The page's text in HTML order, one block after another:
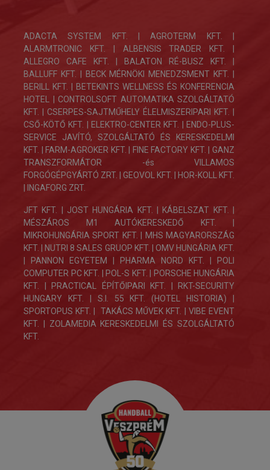
ADACTA SYSTEM KFT. | AGROTERM KFT. |
ALARMTRONIC KFT. | ALBENSIS TRADER KFT. |
ALLEGRO CAFE KFT. | BALATON RÉ-BUSZ KFT. |
BALLUFF KFT. | BECK MÉRNÖKI MENEDZSMENT KFT. |
BERILL KFT. | BETEKINTS WELLNESS ÉS KONFERENCIA
HOTEL | CONTROLSOFT AUTOMATIKA SZOLGÁLTATÓ
KFT. | CSERPES-SAJTMŰHELY ÉLELMISZERIPARI KFT.
CSŐ-KÖTŐ KFT. | ELEKTRO-CENTER KFT. |
ENDO-PLUS-
SERVICE JAVÍTÓ, SZOLGÁLTATÓ ÉS KERESKEDELMI
KFT.
FARM-AGROKER KFT. | FINE FACTORY KFT.
| GANZ
TRANSZFORMÁTOR -és VILLAMOS
FORGÓGÉPGYÁRTÓ ZRT. | GEOVOL KFT. | HOR-KOLL KFT.
| INGAFORG ZRT.
JFT KFT. | JOST HUNGÁRIA KFT. | KÁBELSZAT KFT. |
MÉSZÁROS M1 AUTÓKERESKEDŐ KFT. |
MIKROHUNGÁRIA SPORT KFT. | MHS MAGYARORSZÁG
KFT. | NUTRI 8 SALES GRUOP KFT. | OMV HUNGÁRIA KFT.
| PANNON EGYETEM | PHARMA NORD KFT. | POLI
COMPUTER PC KFT. | POL-S KFT. | PORSCHE HUNGÁRIA
KFT. | PRACTICAL ÉPÍTŐIPARI KFT. | RKT-SECURITY
HUNGARY KFT. | S.I. 55 KFT. (HOTEL HISTORIA) |
SPORTOPUS KFT. | TAKÁCS MŰVEK KFT. | VIBE EVENT
KFT. | ZOLAMEDIA KERESKEDELMI ÉS SZOLGÁLTATÓ
KFT.